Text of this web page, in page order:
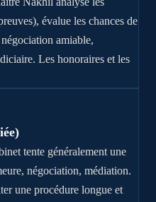
évalue les chances de
amiable,
Les honoraires et les
tente généralement une
négociation, médiation.
une procédure longue et